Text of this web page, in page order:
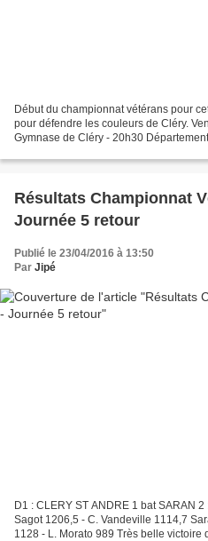
Début du championnat vétérans pour
pour défendre les couleurs de Cléry.
Gymnase de Cléry - 20h30
Résultats Championnat
Journée 5 retour
Publié le 23/04/2016 à 13:50
Par Jipé
D1 : CLERY ST ANDRE 1 bat SARAN
Sagot 1206,5 - C. Vandeville 1114,7
1128 - L. Morato 989 Très belle victoire